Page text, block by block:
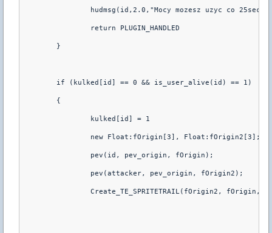
hudmsg(id,2.0,"Mocy mozesz uzyc co
                return PLUGIN_HANDLED
        }
        if (kulked[id] == 0 && is_user_alive(id) == 1)
        {
                kulked[id] = 1
                new Float:fOrigin[3], Float:fOrigin2[3];
                pev(id, pev_origin, fOrigin);
                pev(attacker, pev_origin, fOrigin2);
Create_TE_SPRITETRAIL(fOrigin2, fOrigin,